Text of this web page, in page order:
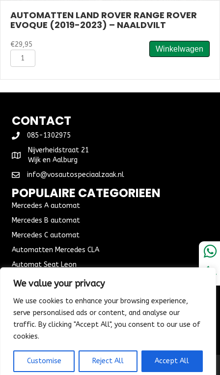
We value your privacy
We use cookies to enhance your browsing experience,
serve personalised ads or content, and analyse our
traffic. By clicking "Accept All", you consent to our use of
cookies.
Customise Reject All Accept All
AUTOMATTEN LAND ROVER RANGE ROVER
EVOQUE (2019-2023) – NAALDVILT
€29,95
Automatten
Land
Rover
2023)
Naaldvilt
aantal
Winkelwagen
CONTACT
085-1302975
Nijverheidstraat 21
Wijk en Aalburg
info@vosautospeciaalzaak.nl
POPULAIRE CATEGORIEEN
Mercedes A automat
Mercedes B automat
Mercedes C automat
Automatten Mercedes CLA
Automat Seat Leon
ALGEMENE VOORWAARDEN
Verzending & Bezorging
Retouren & Ruilen
© 2026 Vos Autospeciaalzaak. All Rights Reserved.